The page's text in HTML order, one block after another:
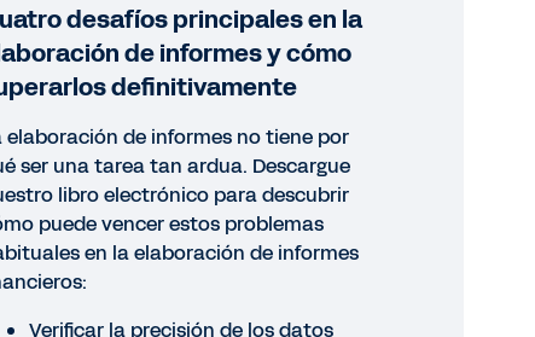
desafíos principales en la
de informes y cómo
definitivamente
elaboración de informes no tiene por
ser una tarea tan ardua. Descargue
libro electrónico para descubrir
puede vencer estos problemas
en la elaboración de informes
Verificar la precisión de los datos